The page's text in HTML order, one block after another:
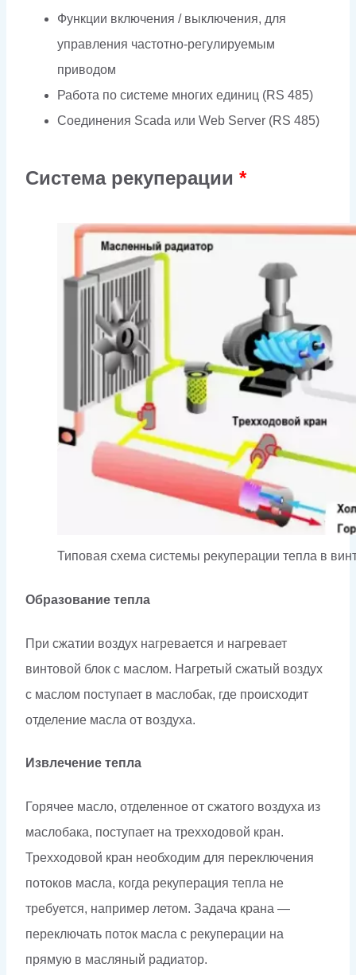
Функции включения / выключения, для
управления частотно-регулируемым
приводом
Работа по системе многих единиц (RS 485)
Соединения Scada или Web Server (RS 485)
Система рекуперации *
Типовая схема системы рекуперации тепла в
Образование тепла
При сжатии воздух нагревается и нагревает
винтовой блок с маслом. Нагретый сжатый воздух
с маслом поступает в маслобак, где происходит
отделение масла от воздуха.
Извлечение тепла
Горячее масло, отделенное от сжатого воздуха из
маслобака, поступает на трехходовой кран.
Трехходовой кран необходим для переключения
потоков масла, когда рекуперация тепла не
требуется, например летом. Задача крана —
переключать поток масла с рекуперации на
прямую в масляный радиатор.